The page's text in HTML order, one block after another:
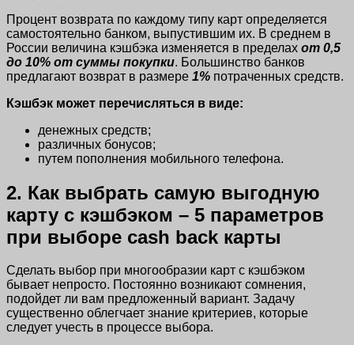
Процент возврата по каждому типу карт определяется
самостоятельно банком, выпустившим их. В среднем в
России величина кэшбэка изменяется в пределах от 0,5
до 10% от суммы покупки. Большинство банков
предлагают возврат в размере 1% потраченных средств.
Кэшбэк может перечисляться в виде:
денежных средств;
различных бонусов;
путем пополнения мобильного телефона.
2. Как выбрать самую выгодную
карту с кэшбэком – 5 параметров
при выборе cash back карты
Сделать выбор при многообразии карт с кэшбэком
бывает непросто. Постоянно возникают сомнения,
подойдет ли вам предложенный вариант. Задачу
существенно облегчает знание критериев, которые
следует учесть в процессе выбора.